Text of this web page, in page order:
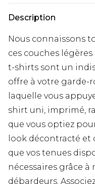
Description
Nous connaissons
ces couches
t-shirts sont un
offre à votre garde-
laquelle vous
shirt uni, imprimé,
que vous optiez
look décontracté et
que vos tenues
nécessaires grâce
débardeurs.